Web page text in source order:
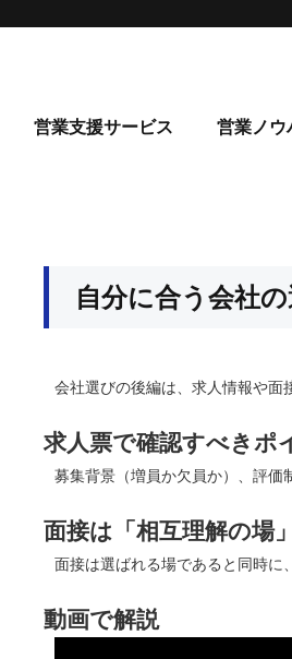
営業支援サービス 営業ノウ
自分に合う会社
会社選びの後編は、求人情報や面
求人票で確認すべきポ
募集背景（増員か欠員か）、評価
面接は「相互理解の場」
面接は選ばれる場であると同時に
動画で解説